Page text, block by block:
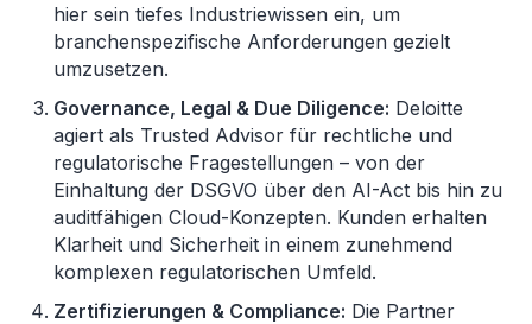
hier sein tiefes Industriewissen ein, um
branchenspezifische Anforderungen gezielt
umzusetzen.
Governance, Legal & Due Diligence: Deloitte
agiert als Trusted Advisor für rechtliche und
regulatorische Fragestellungen – von der
Einhaltung der DSGVO über den AI-Act bis hin zu
auditfähigen Cloud-Konzepten. Kunden erhalten
Klarheit und Sicherheit in einem zunehmend
komplexen regulatorischen Umfeld.
Zertifizierungen & Compliance: Die Partner